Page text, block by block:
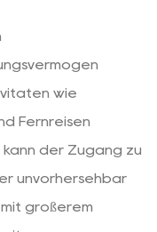
wie
Fernreisen
der Zugang zu
unvorhersehbar
größerem